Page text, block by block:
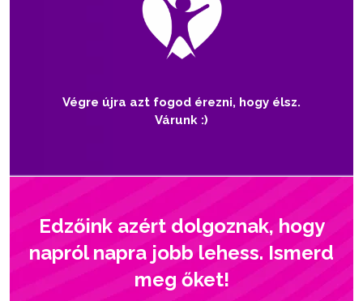
Végre újra azt fogod érezni, hogy élsz.
Várunk :)
Edzőink azért dolgoznak, hogy
napról napra jobb lehess. Ismerd
meg őket!